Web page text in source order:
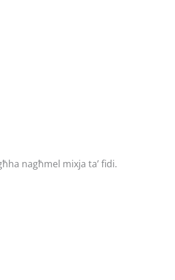
nagħmel mixja ta’ fidi.